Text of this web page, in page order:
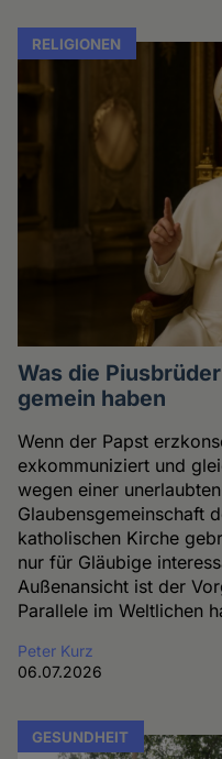
RELIGIONEN
Was die
gemein haben
Wenn der Papst
exkommuniziert und
wegen einer
Glaubensgemeinschaft
katholischen Kirche
nur für Gläubige
Außenansicht ist der
Parallele im Weltlichen
Peter Kurz
06.07.2026
GESUNDHEIT